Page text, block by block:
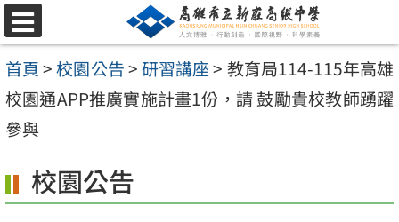
跳
至
主
要
內
區
選
單
首頁>校園公告>研習講座> 教育局114-115年高雄
校園通APP推廣實施計畫1份，請 鼓勵貴校教師踴躍
參與
校園公告